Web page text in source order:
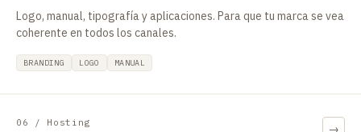
Logo, manual, tipografía y aplicaciones. Para que tu marca se vea
coherente en todos los canales.
BRANDING LOGO MANUAL
06 / Hosting →